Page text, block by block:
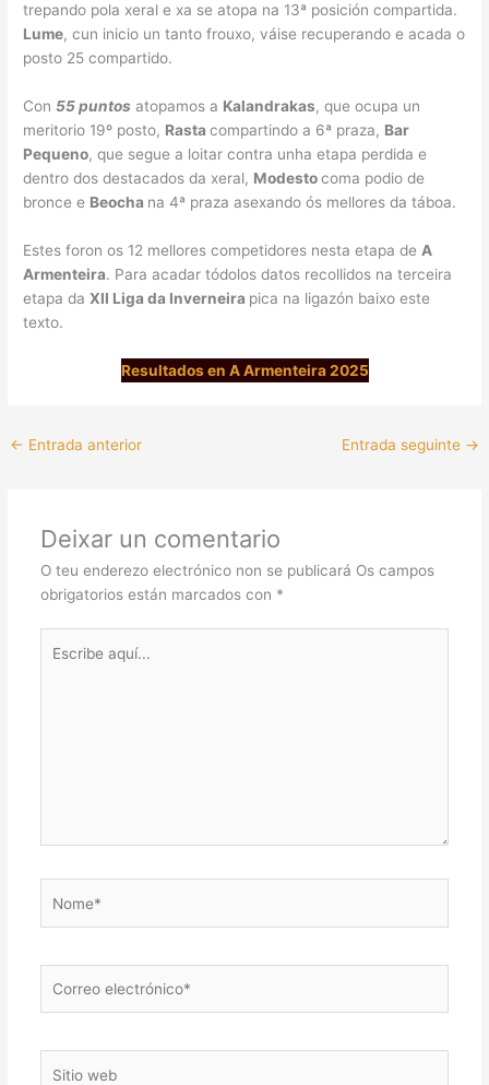
trepando pola xeral e xa se atopa na 13ª posición compartida.
Lume, cun inicio un tanto frouxo, váise recuperando e acada o
posto 25 compartido.
Con55 puntos atopamos a Kalandrakas, que ocupa un
meritorio 19º posto, Rastacompartindo a 6ª praza, Bar
Pequeno, que segue a loitar contra unha etapa perdida e
dentro dos destacados da xeral, Modestocoma podio de
bronce e Beocha na 4ª praza asexando ós mellores da táboa.
Estes foron os 12 mellores competidores nesta etapa deA
Armenteira. Para acadar tódolos datos recollidos na terceira
etapa daXII Liga da Inverneira pica na ligazón baixo este
texto.
Resultados en A Armenteira 2025
← Entrada anterior Entrada seguinte →
Deixar un comentario
O teu enderezo electrónico non se publicará Os campos
obrigatorios están marcados con *
aquí...
electrónico*